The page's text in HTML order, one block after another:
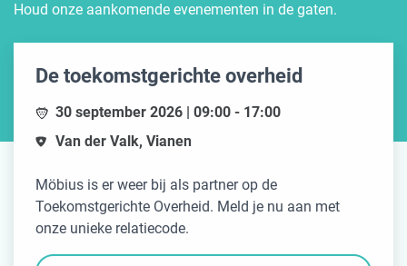
Houd onze aankomende evenementen in de gaten.
De toekomstgerichte overheid
30 september 2026 | 09:00 - 17:00
Van der Valk, Vianen
Möbius is er weer bij als partner op de
Toekomstgerichte Overheid. Meld je nu aan met
onze unieke relatiecode.